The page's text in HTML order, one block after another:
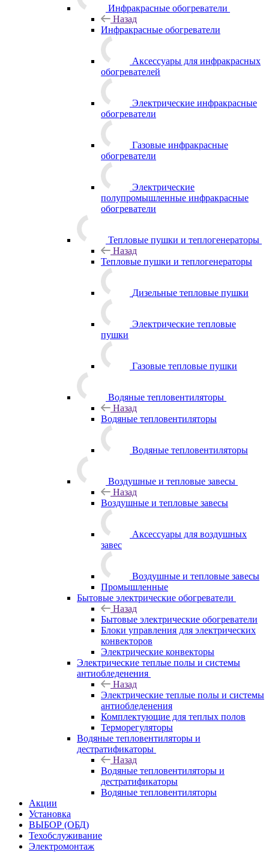
Инфракрасные обогреватели
Назад
Инфракрасные обогреватели
Аксессуары для инфракрасных
обогревателей
Электрические инфракрасные
обогреватели
Газовые инфракрасные
обогреватели
Электрические
полупромышленные инфракрасные
обогреватели
Тепловые пушки и теплогенераторы
Назад
Тепловые пушки и теплогенераторы
Дизельные тепловые пушки
Электрические тепловые
пушки
Газовые тепловые пушки
Водяные тепловентиляторы
Назад
Водяные тепловентиляторы
Водяные тепловентиляторы
Воздушные и тепловые завесы
Назад
Воздушные и тепловые завесы
Аксессуары для воздушных
завес
Воздушные и тепловые завесы
Промышленные
Бытовые электрические обогреватели
Назад
Бытовые электрические обогреватели
Блоки управления для электрических
конвекторов
Электрические конвекторы
Электрические теплые полы и системы
антиобледенения
Назад
Электрические теплые полы и системы
антиобледенения
Комплектующие для теплых полов
Терморегуляторы
Водяные тепловентиляторы и
дестратификаторы
Назад
Водяные тепловентиляторы и
дестратификаторы
Водяные тепловентиляторы
Акции
Установка
ВЫБОР (ОБД)
Техобслуживание
Электромонтаж